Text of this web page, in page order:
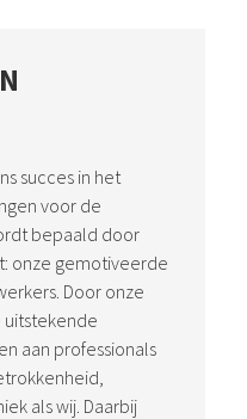
succes in het
voor de
bepaald door
onze gemotiveerde
Door onze
uitstekende
aan professionals
als wij. Daarbij